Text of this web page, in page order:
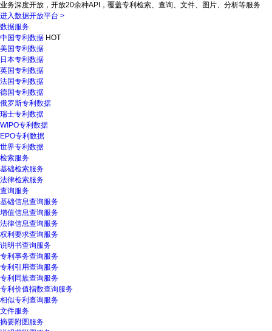
业务深度开放，开放20余种API，覆盖专利检索、查询、文件、图片、分析等服务
进入数据开放平台 >
数据服务
中国专利数据 HOT
美国专利数据
日本专利数据
英国专利数据
法国专利数据
德国专利数据
俄罗斯专利数据
瑞士专利数据
WIPO专利数据
EPO专利数据
世界专利数据
检索服务
基础检索服务
法律检索服务
查询服务
基础信息查询服务
增值信息查询服务
法律信息查询服务
权利要求查询服务
说明书查询服务
专利事务查询服务
专利引用查询服务
专利同族查询服务
专利价值指数查询服务
相似专利查询服务
文件服务
摘要附图服务